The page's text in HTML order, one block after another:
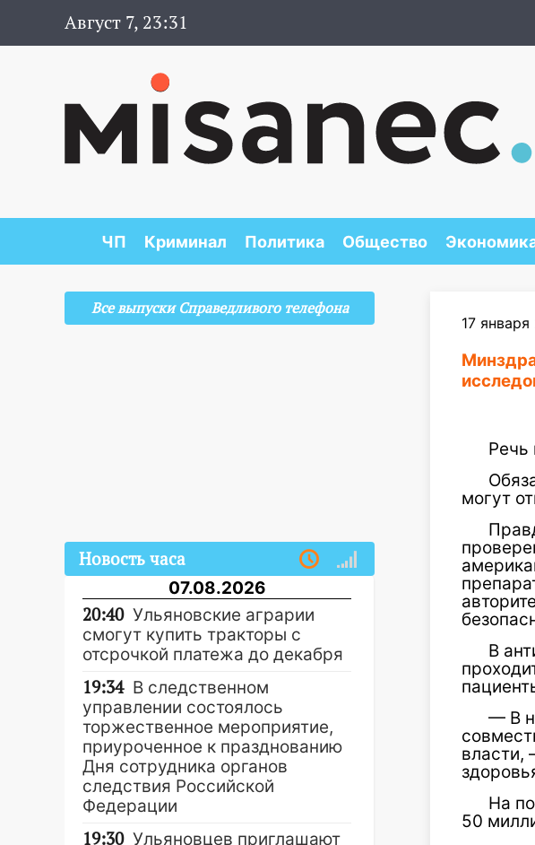
Август 7, 23:31
ЧП Криминал Политика Общество
17
Речь
могут
В
— В
власти,
На
50
Все выпуски Справедливого телефона
Новость часа
07.08.2026
20:40 Ульяновские аграрии
смогут купить тракторы с
отсрочкой платежа до декабря
19:34 В следственном
управлении состоялось
торжественное мероприятие,
приуроченное к празднованию
Дня сотрудника органов
следствия Российской
Федерации
19:30 Ульяновцев приглашают